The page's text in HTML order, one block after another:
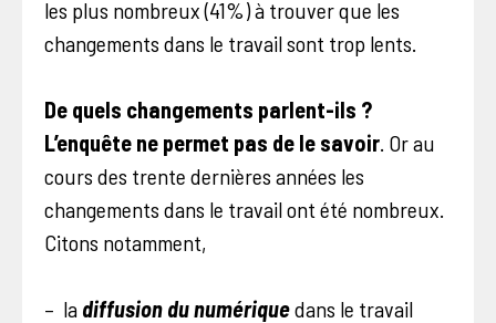
les plus nombreux (41%) à trouver que les
changements dans le travail sont trop lents.
De quels changements parlent-ils ?
L’enquête ne permet pas de le savoir. Or au
cours des trente dernières années les
changements dans le travail ont été nombreux.
Citons notamment,
– la diffusion du numériquedans le travail